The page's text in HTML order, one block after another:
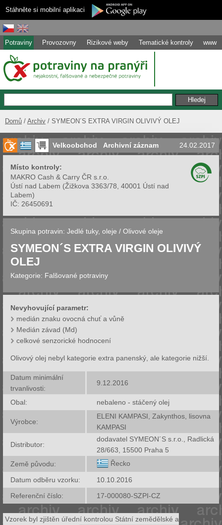
Stáhněte si mobilní aplikaci
Potraviny Provozovny Rizikové weby Tematické kontroly www
Domů Archiv SYMEON´S EXTRA VIRGIN OLIVIVÝ OLEJ
Velkoobchod Archivní záznam 24.02.2017
Místo kontroly:
MAKRO Cash & Carry ČR s.r.o.
Ústí nad Labem (Žižkova 3363/78, 40001 Ústí nad
Labem)
IČ: 26450691
Skupina potravin: Jedlé tuky, oleje / Olivové oleje
SYMEON´S EXTRA VIRGIN OLIVIVÝ
OLEJ
Kategorie: Falšované potraviny
Nevyhovující parametr:
medián znaku ovocná chuť a vůně
Medián závad (Md)
celkové senzorické hodnocení
Olivový olej nebyl kategorie extra panenský, ale kategorie nižší.
Datum minimální
trvanlivosti:
9.12.2016
Obal: nebaleno - stáčený olej
Výrobce:
ELENI KAMPASI, Zakynthos, lisovna
KAMPASI
Distributor:
dodavatel SYMEON´S s.r.o., Radlická
28/663, 15500 Praha 5
Země původu:
Řecko
Datum odběru vzorku:
10.10.2016
Referenční číslo:
17-000080-SZPI-CZ
Vzorek byl zjištěn úřední kontrolou Státní zemědělské a